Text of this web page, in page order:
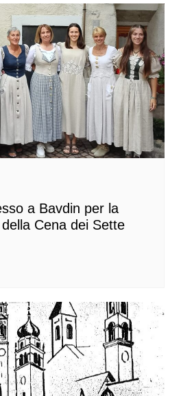
a Bavdin per la
Cena dei Sette